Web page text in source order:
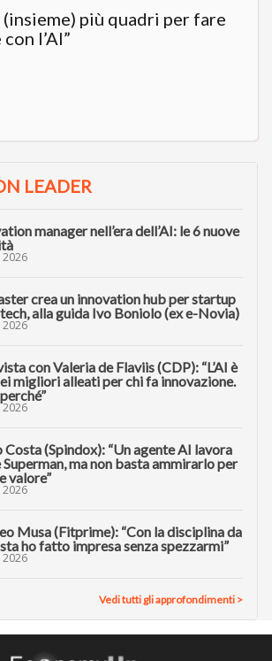
(insieme) più quadri per fare
l’AI”
LEADER
manager nell’era dell’AI: le 6 nuove
2026
crea un innovation hub per startup
alla guida Ivo Boniolo (ex e-Novia)
2026
con Valeria de Flaviis (CDP): “L’AI è
migliori alleati per chi fa innovazione.
2026
Costa (Spindox): “Un agente AI lavora
Superman, ma non basta ammirarlo per
valore”
2026
Musa (Fitprime): “Con la disciplina da
ho fatto impresa senza spezzarmi”
2026
Vedi tutti gli approfondimenti >